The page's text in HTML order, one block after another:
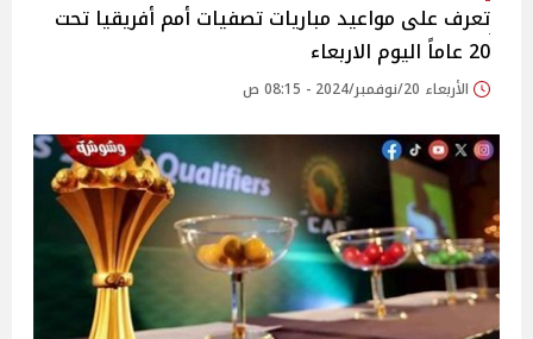
تعرف على مواعيد مباريات تصفيات أمم أفريقيا تحت
20 عاماً اليوم الاربعاء
الأربعاء 20/نوفمبر/2024 - 08:15 ص